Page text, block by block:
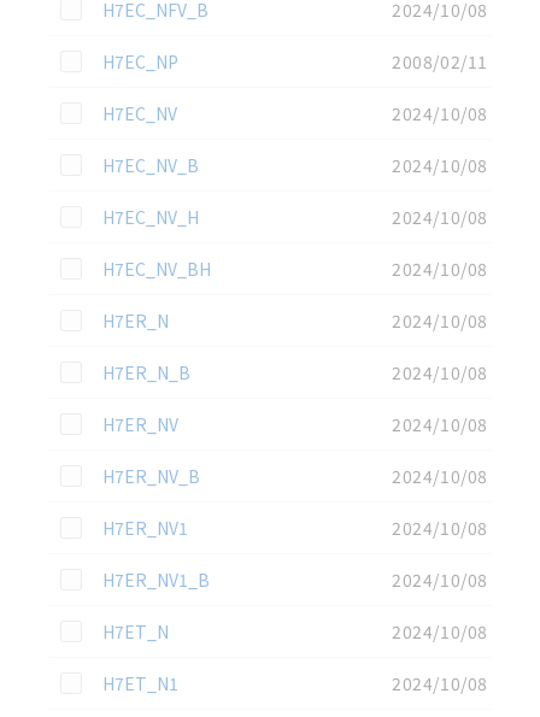
この資料を選択
H7EC_NFV_B
2024/10/08
この資料を選択
H7EC_NP
2008/02/11
この資料を選択
H7EC_NV
2024/10/08
この資料を選択
H7EC_NV_B
2024/10/08
この資料を選択
H7EC_NV_H
2024/10/08
この資料を選択
H7EC_NV_BH
2024/10/08
この資料を選択
H7ER_N
2024/10/08
この資料を選択
H7ER_N_B
2024/10/08
この資料を選択
H7ER_NV
2024/10/08
この資料を選択
H7ER_NV_B
2024/10/08
この資料を選択
H7ER_NV1
2024/10/08
この資料を選択
H7ER_NV1_B
2024/10/08
この資料を選択
H7ET_N
2024/10/08
この資料を選択
H7ET_N1
2024/10/08